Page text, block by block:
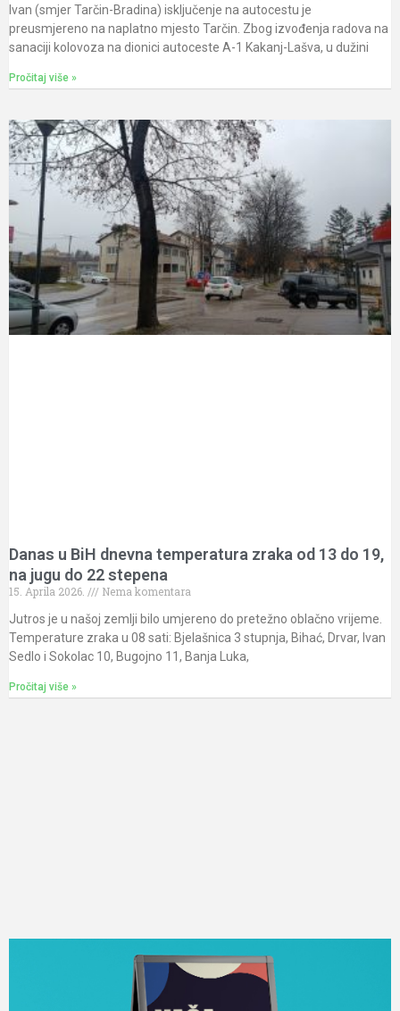
Ivan (smjer Tarčin-Bradina) isključenje na autocestu je
preusmjereno na naplatno mjesto Tarčin. Zbog izvođenja radova na
sanaciji kolovoza na dionici autoceste A-1 Kakanj-Lašva, u dužini
Pročitaj više »
Danas u BiH dnevna temperatura zraka od 13 do 19,
na jugu do 22 stepena
15. Aprila 2026.
Nema komentara
Jutros je u našoj zemlji bilo umjereno do pretežno oblačno vrijeme.
Temperature zraka u 08 sati: Bjelašnica 3 stupnja, Bihać, Drvar, Ivan
Sedlo i Sokolac 10, Bugojno 11, Banja Luka,
Pročitaj više »